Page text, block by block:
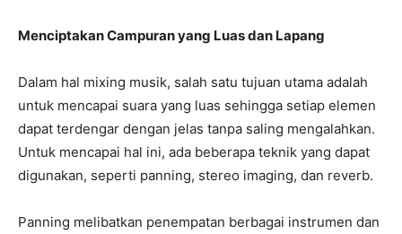
Menciptakan Campuran yang Luas dan Lapang
Dalam hal mixing musik, salah satu tujuan utama adalah
untuk mencapai suara yang luas sehingga setiap elemen
dapat terdengar dengan jelas tanpa saling mengalahkan.
Untuk mencapai hal ini, ada beberapa teknik yang dapat
digunakan, seperti panning, stereo imaging, dan reverb.
Panning melibatkan penempatan berbagai instrumen dan